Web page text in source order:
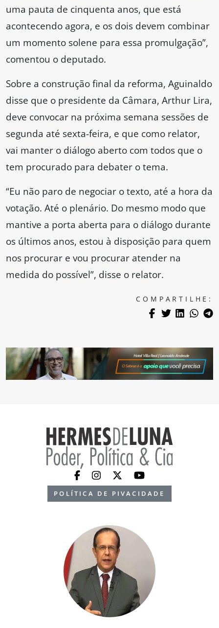
uma pauta de cinquenta anos, que está
acontecendo agora, e os dois devem combinar
um momento solene para essa promulgação”,
comentou o deputado.
Sobre a construção final da reforma, Aguinaldo
disse que o presidente da Câmara, Arthur Lira,
deve convocar na próxima semana sessões de
segunda até sexta-feira, e que como relator,
vai manter o diálogo aberto com todos que o
tem procurado para debater o tema.
“Eu não paro de negociar o texto, até a hora da
votação. Até o plenário. Do mesmo modo que
mantive a porta aberta para o diálogo durante
os últimos anos, estou à disposição para quem
nos procurar e vou procurar atender na
medida do possível”, disse o relator.
COMPARTILHE:
POLÍTICA DE PIVACIDADE